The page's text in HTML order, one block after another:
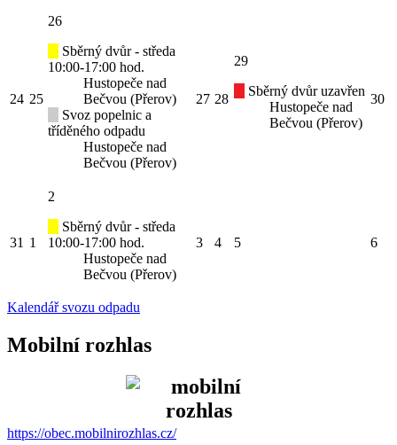
24 25
26
Sběrný dvůr - středa
10:00-17:00 hod.
Hustopeče nad
Bečvou (Přerov)
Svoz popelnic a
tříděného odpadu
Hustopeče nad
Bečvou (Přerov)
27 28
29
Sběrný dvůr uzavřen
Hustopeče nad
Bečvou (Přerov)
30
31 1
2
Sběrný dvůr - středa
10:00-17:00 hod.
Hustopeče nad
Bečvou (Přerov)
3 4 5 6
Kalendář svozu odpadu
Mobilní rozhlas
https://obec.mobilnirozhlas.cz/